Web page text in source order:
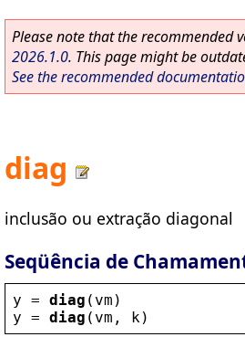
Please note that the recommended
2026.1.0. This page might be
See the recommended
diag
inclusão ou extração diagonal
Seqüência de
y = diag ( vm )
y = diag ( vm , k )